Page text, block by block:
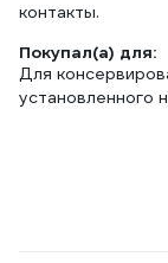
контакты.
Покупал(а) для:
Для
установленного